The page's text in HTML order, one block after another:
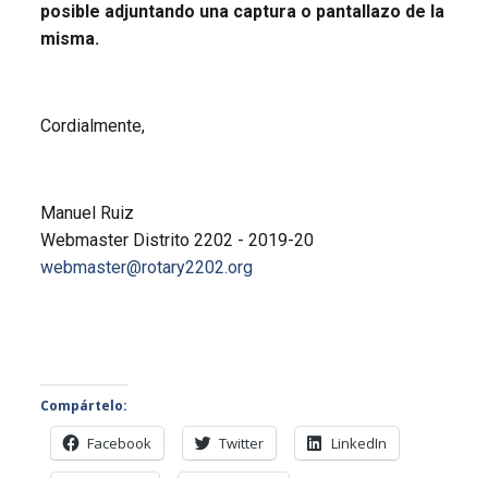
posible adjuntando una captura o pantallazo de la
misma.
Cordialmente,
Manuel Ruiz
Webmaster Distrito 2202 - 2019-20
webmaster@rotary2202.org
Compártelo:
Facebook Twitter LinkedIn